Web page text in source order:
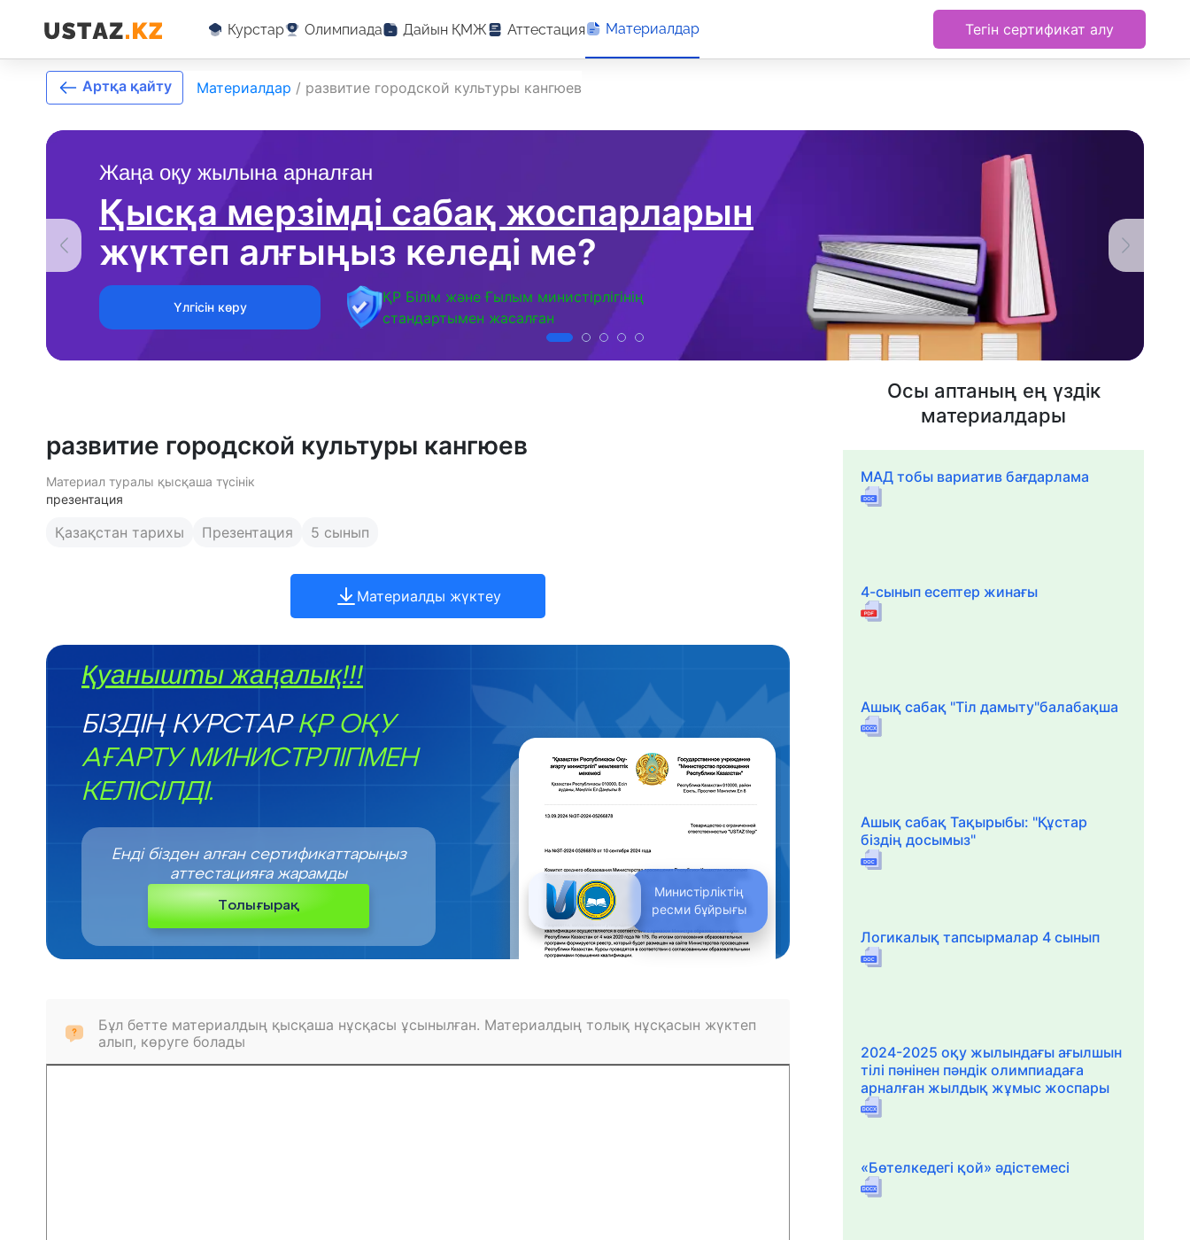
Курстар Олимпиада Дайын ҚМЖ Аттестация Материалдар Тегін сертификат алу
Жаңа оқу жылына арналған
Қысқа мерзімді сабақ жоспарларын
жүктеп алғыңыз келеді ме?
Үлгісін көру
ҚР Білім және Ғылым министірлігінің
стандартымен жасалған
Артқа қайту Материалдар / развитие городской культуры кангюев
развитие городской культуры кангюев
Материал туралы қысқаша түсінік
презентация
Қазақстан тарихы Презентация 5 сынып
Материалды жүктеу
Қуанышты жаңалық!!!
БІЗДІҢ КУРСТАР ҚР ОҚУ
АҒАРТУ МИНИСТРЛІГІМЕН
КЕЛІСІЛДІ.
Министірліктің
ресми бұйрығы
Енді бізден алған сертификаттарыңыз
аттестацияға жарамды
Толығырақ
Бұл бетте материалдың қысқаша нұсқасы ұсынылған. Материалдың толық нұсқасын жүктеп
алып, көруге болады
Осы аптаның ең үздік
материалдары
МАД тобы вариатив бағдарлама
4-сынып есептер жинағы
Ашық сабақ "Тіл дамыту"балабақша
Ашық сабақ Тақырыбы: "Құстар
біздің досымыз"
Логикалық тапсырмалар 4 сынып
2024-2025 оқу жылындағы ағылшын
тілі пәнінен пәндік олимпиадаға
арналған жылдық жұмыс жоспары
«Бөтелкедегі қой» әдістемесі